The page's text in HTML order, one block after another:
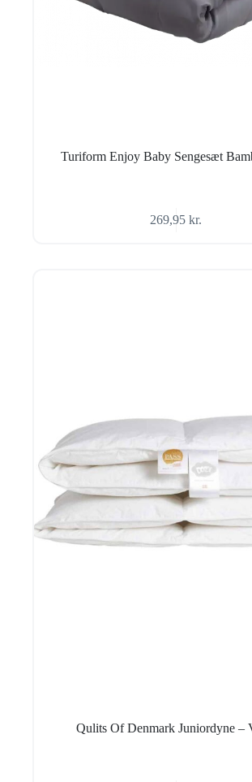
Turiform Enjoy Baby Sengesæt
269,95kr.
Qulits Of Denmark Juniordyne –